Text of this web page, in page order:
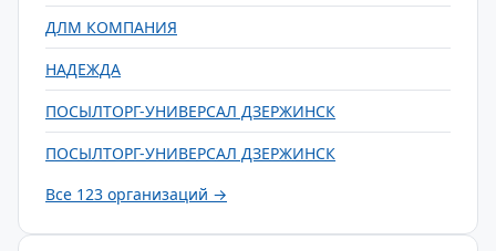
ДЛМ КОМПАНИЯ
НАДЕЖДА
ПОСЫЛТОРГ-УНИВЕРСАЛ ДЗЕРЖИНСК
ПОСЫЛТОРГ-УНИВЕРСАЛ ДЗЕРЖИНСК
Все 123 организаций →